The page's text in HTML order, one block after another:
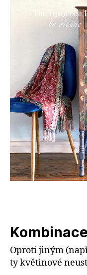
Oproti jiným
ty květinové